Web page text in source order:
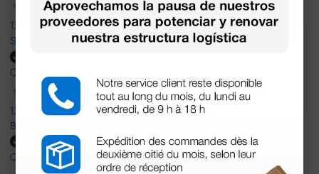
13 Abr 2026
Son muy serios y puntuales. El material siempre llega muy bien¡¡¡
Comprador verificado
13 Abr 2026
Buen producto y envío rápido y bien presentado
Comprador verificado